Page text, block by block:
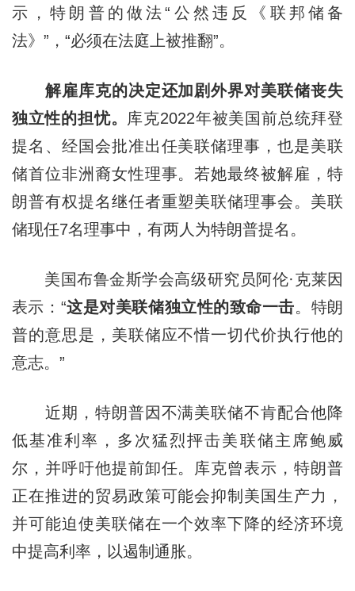
示，特朗普的做法“公然违反《联邦储备
法》”，“必须在法庭上被推翻”。
解雇库克的决定还加剧外界对美联储丧失
独立性的担忧。 库克2022年被美国前总统拜登
提名、经国会批准出任美联储理事，也是美联
储首位非洲裔女性理事。若她最终被解雇，特
朗普有权提名继任者重塑美联储理事会。美联
储现任7名理事中，有两人为特朗普提名。
美国布鲁金斯学会高级研究员阿伦·克莱因
表示：“这是对美联储独立性的致命一击。特朗
普的意思是，美联储应不惜一切代价执行他的
意志。”
近期，特朗普因不满美联储不肯配合他降
低基准利率，多次猛烈抨击美联储主席鲍威
尔，并呼吁他提前卸任。库克曾表示，特朗普
正在推进的贸易政策可能会抑制美国生产力，
并可能迫使美联储在一个效率下降的经济环境
中提高利率，以遏制通胀。